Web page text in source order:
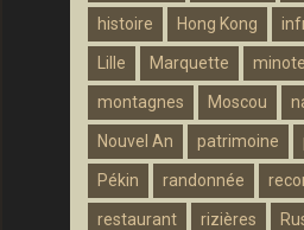
histoire Hong Kong
Lille Marquette
montagnes Moscou
Nouvel An patrimoine
Pékin randonnée
restaurant rizières